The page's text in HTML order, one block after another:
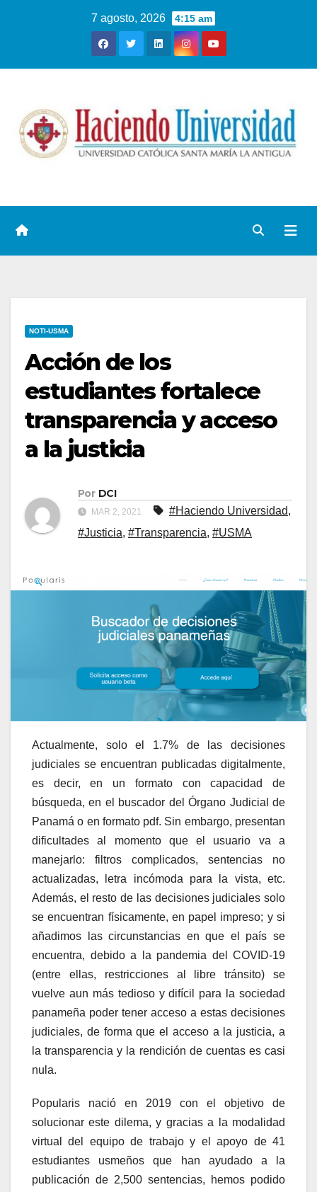
7 agosto, 2026 4:15 am
NOTI-USMA
Acción de los
estudiantes fortalece
transparencia y acceso
a la justicia
Por DCI
MAR 2, 2021 #Haciendo Universidad,
#Justicia, #Transparencia, #USMA
Actualmente, solo el 1.7% de las decisiones
judiciales se encuentran publicadas digitalmente,
es decir, en un formato con capacidad de
búsqueda, en el buscador del Órgano Judicial de
Panamá o en formato pdf. Sin embargo, presentan
dificultades al momento que el usuario va a
manejarlo: filtros complicados, sentencias no
actualizadas, letra incómoda para la vista, etc.
Además, el resto de las decisiones judiciales solo
se encuentran físicamente, en papel impreso; y si
añadimos las circunstancias en que el país se
encuentra, debido a la pandemia del COVID-19
(entre ellas, restricciones al libre tránsito) se
vuelve aun más tedioso y difícil para la sociedad
panameña poder tener acceso a estas decisiones
judiciales, de forma que el acceso a la justicia, a
la transparencia y la rendición de cuentas es casi
nula.
Popularis nació en 2019 con el objetivo de
solucionar este dilema, y gracias a la modalidad
virtual del equipo de trabajo y el apoyo de 41
estudiantes usmeños que han ayudado a la
publicación de 2,500 sentencias, hemos podido